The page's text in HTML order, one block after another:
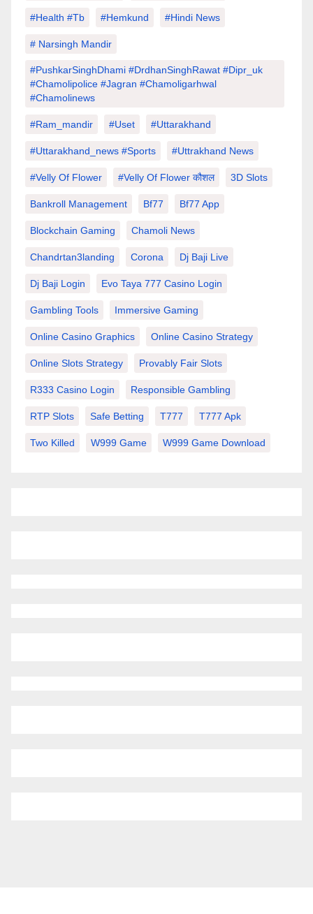
#Health #tb #hemkund #hindi News
# Narsingh Mandir
#PushkarSinghDhami #drdhanSinghRawat #dipr_uk
#chamolipolice #Jagran #chamoligarhwal
#chamolinews
#Ram_mandir #uset #uttarakhand
#Uttarakhand_news #sports #Uttrakhand News
#velly Of Flower #velly Of Flower कौशल 3D Slots
Bankroll Management Bf77 Bf77 App
Blockchain Gaming Chamoli News
Chandrtan3landing Corona Dj Baji Live
Dj Baji Login Evo Taya 777 Casino Login
Gambling Tools Immersive Gaming
Online Casino Graphics Online Casino Strategy
Online Slots Strategy Provably Fair Slots
R333 Casino Login Responsible Gambling
RTP Slots Safe Betting T777 T777 Apk
Two Killed W999 Game W999 Game Download